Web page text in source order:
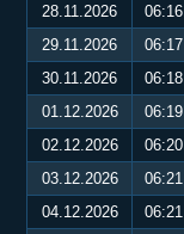
28.11.2026
06:16
29.11.2026
06:17
30.11.2026
06:18
01.12.2026
06:19
02.12.2026
06:20
03.12.2026
06:21
04.12.2026
06:21